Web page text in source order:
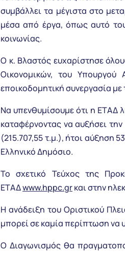
συμβάλλει τα μέγιστα στο
μέσα από έργα, όπως αυτό
κοινωνίας.
Ο κ. Βλαστός ευχαρίστησε
Οικονομικών, του Υπουργού
εποικοδομητική συνεργασία
Να υπενθυμίσουμε ότι η ΕΤΑΔ
καταφέρνοντας να αυξήσει
(215.707,55 τ.μ.), ήτοι αύξηση
Ελληνικό Δημόσιο.
Το σχετικό Τεύχος της
ΕΤΑΔwww.hppc.grκαι στην
Η ανάδειξη του Οριστικού
μπορεί σε καμία περίπτωση να
Ο Διαγωνισμός θα